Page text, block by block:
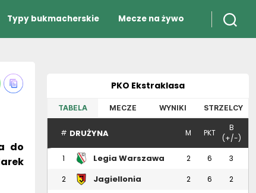
Typy bukmacherskie Mecze na żywo
do
PKO Ekstraklasa
TABELA MECZE WYNIKI STRZELCY
# DRUŻYNA M PKT
B
(+/-)
1
Legia Warszawa 2 6 3
2
Jagiellonia
2 6 2